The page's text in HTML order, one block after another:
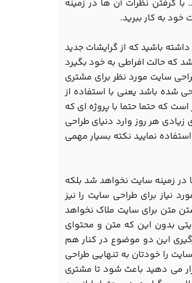
گرفتن نظرات آن ها در زمینه
خود به کار ببرید.
باشید که از گرایشات جدید
که حالت افراطی به خود بگیرد
سایت مورد نظر برای مشتری
شده باشد یعنی با استفاده از
که حتما حتما با پروژه ای که
هر روز وارد دنیای طراحی
نمایید نکته بسیار مهمی
زمینه سایت نخواهد شد بلکه
نیاز برای طراحی سایت را نیز
متن برای سایت ملاک نخواهد
بدون این که متن و محتوای
این دو موضوع در کنار هم
را خودتان به تنهایی طراحی
می دهید باعث شود تا مشتری